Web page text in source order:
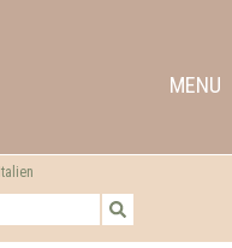
MENU
Italien